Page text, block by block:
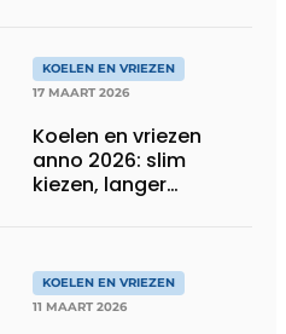
KOELEN EN VRIEZEN
17 MAART 2026
Koelen en vriezen
anno 2026: slim
kiezen, langer
KOELEN EN VRIEZEN
11 MAART 2026